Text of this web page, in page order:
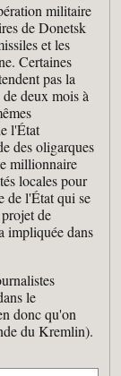
militaire
de Donetsk
et les
Certaines
pas la
deux mois à
l'État
des oligarques
millionnaire
locales pour
de l'État qui se
de
impliquée dans
le
donc qu'on
du Kremlin).